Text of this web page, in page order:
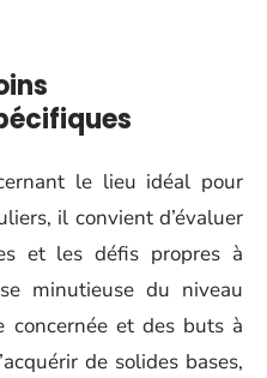
le lieu idéal pour
il convient d’évaluer
et les défis propres à
minutieuse du niveau
concernée et des buts à
de solides bases,